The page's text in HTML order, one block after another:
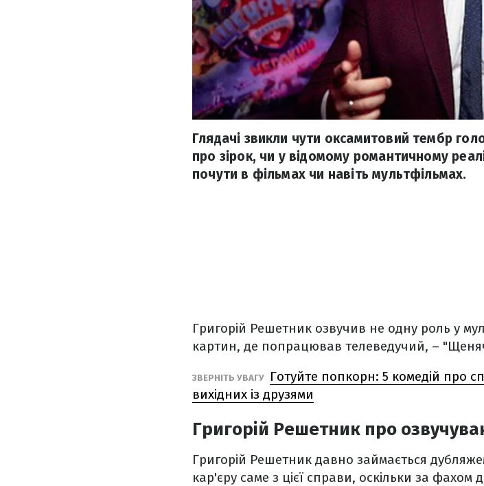
Глядачі звикли чути оксамитовий тембр
про зірок, чи у відомому романтичному
почути в фільмах чи навіть мультфільмах.
Григорій Решетник озвучив не одну роль у
картин, де попрацював телеведучий, –
ЗВЕРНІТЬ УВАГУ
Готуйте попкорн: 5 комедій про
вихідних із друзями
Григорій Решетник про
Григорій Решетник давно займається
кар'єру саме з цієї справи, оскільки за